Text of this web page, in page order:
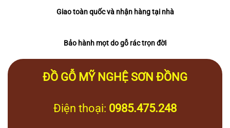
Giao toàn quốc và nhận hàng tại nhà
Bảo hành mọt do gỗ rác trọn đời
ĐỒ GỖ MỸ NGHỆ SƠN ĐỒNG
Điện thoại: 0985.475.248